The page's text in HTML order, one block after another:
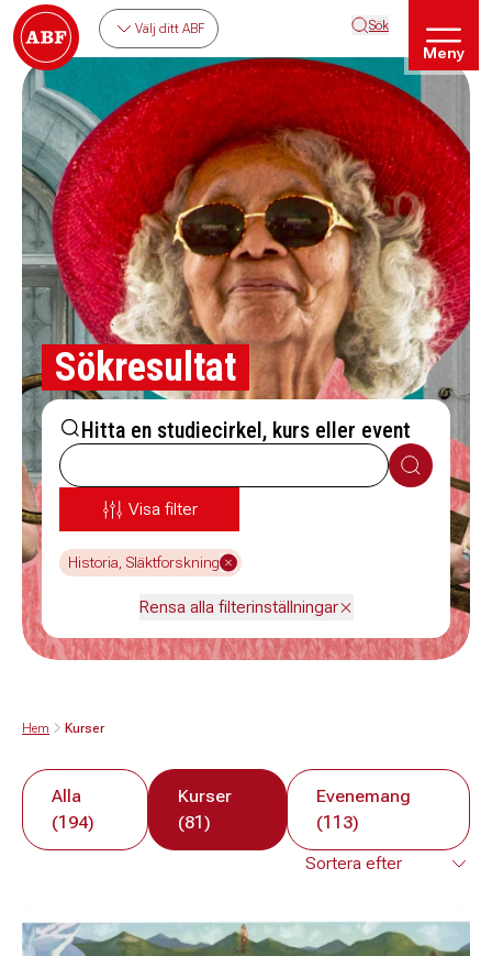
Välj ditt ABF Sök
Meny
Sökresultat
Hitta en studiecirkel, kurs eller event
Sök
Visa filter
Historia, Släktforskning
Rensa alla filterinställningar
Hem Kurser
Alla
(194)
Kurser
(81)
Evenemang
(113)